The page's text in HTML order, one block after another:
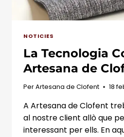
NOTICIES
La Tecnologia
Artesana de
PerArtesana de Clofent 18
A Artesana de Clofent
al nostre client allò que
interessant per ells. En